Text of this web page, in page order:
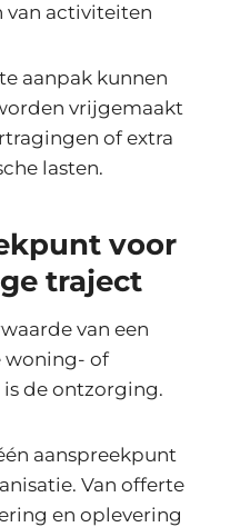
van activiteiten
aanpak kunnen
vrijgemaakt
of extra
lasten.
voor
traject
van een
woning- of
de ontzorging.
aanspreekpunt
Van offerte
en oplevering